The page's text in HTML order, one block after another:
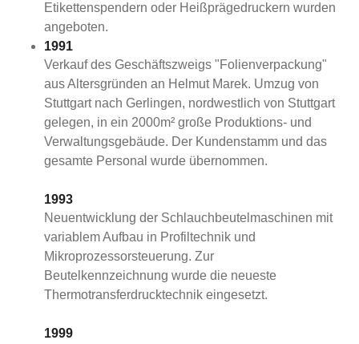
Etikettenspendern oder Heißprägedruckern wurden
angeboten.
1991
Verkauf des Geschäftszweigs "Folienverpackung"
aus Altersgründen an Helmut Marek. Umzug von
Stuttgart nach Gerlingen, nordwestlich von Stuttgart
gelegen, in ein 2000m² große Produktions- und
Verwaltungsgebäude. Der Kundenstamm und das
gesamte Personal wurde übernommen.
1993
Neuentwicklung der Schlauchbeutelmaschinen mit
variablem Aufbau in Profiltechnik und
Mikroprozessorsteuerung. Zur
Beutelkennzeichnung wurde die neueste
Thermotransferdrucktechnik eingesetzt.
1999